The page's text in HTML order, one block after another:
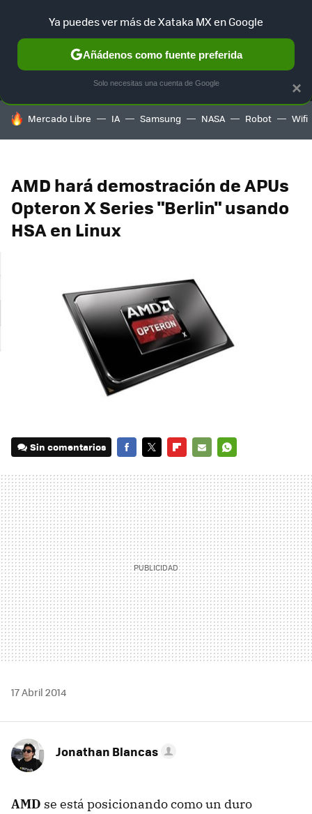
MENÚ NUEVO
GAMING HOME AUTO
HOY SE HABLA DE
Mercado Libre IA Samsung NASA Robot Wifi
AMD hará demostración de APUs
Opteron X Series "Berlin" usando
HSA en Linux
Sin comentarios
MAIL
17 Abril 2014
Jonathan Blancas
AMD se está posicionando como un duro
×
Ya puedes ver más de Xataka MX en Google
Añádenos como fuente preferida
Solo necesitas una cuenta de Google